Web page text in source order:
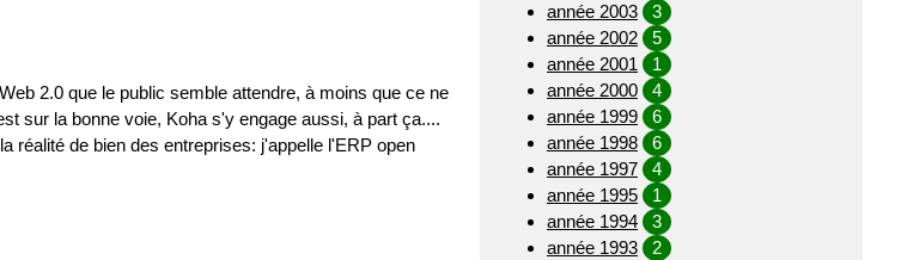
2.0 que le public semble attendre, à moins que ce ne
sur la bonne voie, Koha s'y engage aussi, à part ça....
réalité de bien des entreprises: j'appelle l'ERP open
année 2003
3
année 2002
5
année 2001
1
année 2000
4
année 1999
6
année 1998
6
année 1997
4
année 1995
1
année 1994
3
année 1993
2